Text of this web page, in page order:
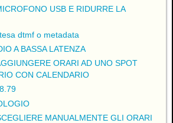
USB E RIDURRE LA
dtmf o metadata
A BASSA LATENZA
ORARI AD UNO SPOT
CON CALENDARIO
MANUALMENTE GLI ORARI